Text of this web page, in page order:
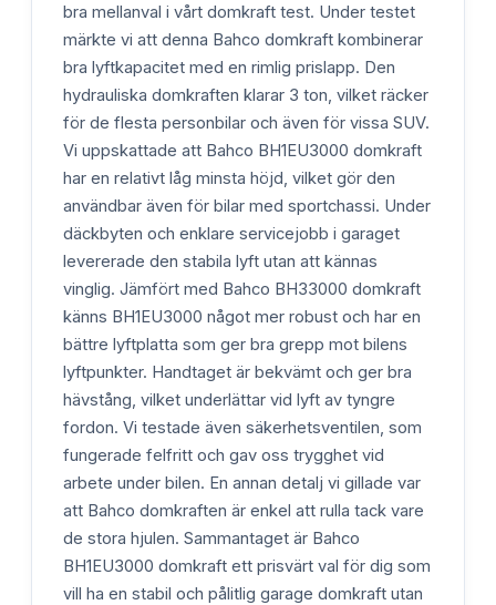
bra mellanval i vårt domkraft test. Under testet
märkte vi att denna Bahco domkraft kombinerar
bra lyftkapacitet med en rimlig prislapp. Den
hydrauliska domkraften klarar 3 ton, vilket räcker
för de flesta personbilar och även för vissa SUV.
Vi uppskattade att Bahco BH1EU3000 domkraft
har en relativt låg minsta höjd, vilket gör den
användbar även för bilar med sportchassi. Under
däckbyten och enklare servicejobb i garaget
levererade den stabila lyft utan att kännas
vinglig. Jämfört med Bahco BH33000 domkraft
känns BH1EU3000 något mer robust och har en
bättre lyftplatta som ger bra grepp mot bilens
lyftpunkter. Handtaget är bekvämt och ger bra
hävstång, vilket underlättar vid lyft av tyngre
fordon. Vi testade även säkerhetsventilen, som
fungerade felfritt och gav oss trygghet vid
arbete under bilen. En annan detalj vi gillade var
att Bahco domkraften är enkel att rulla tack vare
de stora hjulen. Sammantaget är Bahco
BH1EU3000 domkraft ett prisvärt val för dig som
vill ha en stabil och pålitlig garage domkraft utan